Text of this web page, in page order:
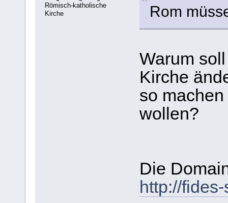
Römisch-katholische
Kirche
Rom
Warum
Kirche
so
wollen?
Die
http://